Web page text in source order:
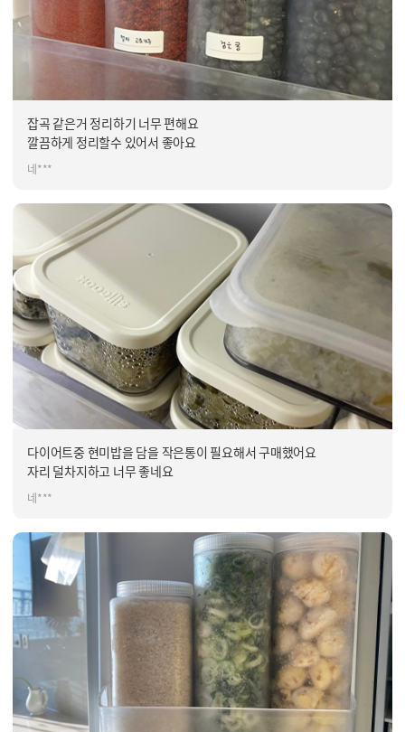
잡곡 같은거 정리하기 너무 편해요
깔끔하게 정리할수 있어서 좋아요
네***
다이어트중 현미밥을 담을 작은통이 필요해서 구매했어요
자리 덜차지하고 너무 좋네요
네***